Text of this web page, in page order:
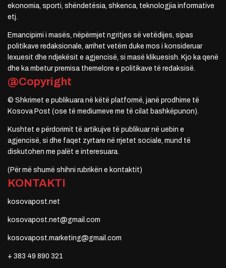
ekonomia, sporti, shëndetësia, shkenca, teknologjia informative
etj.
Emancipimi i masës, nëpërmjet ngritjes së vetëdijes, sipas
politikave redaksionale, arrihet vetëm duke mos i konsideruar
lexuesit dhe ndjekësit e agjencisë, si masë klikuesish. Kjo ka qenë
dhe ka mbetur premisa themelore e politikave të redaksisë.
@Copyright
© Shkrimet e publikuara në këtë platformë, janë prodhime të
Kosova Post (ose të mediumeve me të cilat bashkëpunon).
Kushtet e përdorimit të artikujve të publikuar në uebin e
agjencisë, si dhe faqet zyrtare në rrjetet sociale, mund të
diskutohen me palët e interesuara.
(Për më shumë shihni rubrikën e kontaktit)
KONTAKTI
kosovapost.net
kosovapost.net@gmail.com
kosovapost.marketing@gmail.com
+ 383 49 890 321